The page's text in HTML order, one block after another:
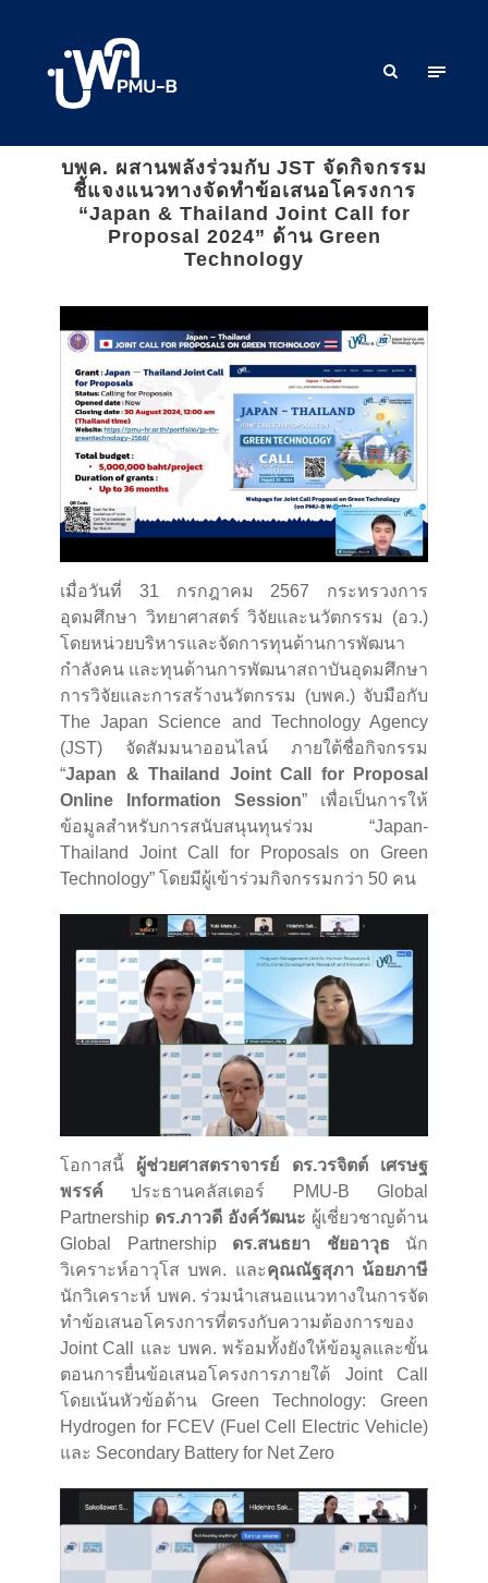
บพค. ผสานพลังร่วมกับ JST จัดกิจกรรม
ชี้แจงแนวทางจัดทำข้อเสนอโครงการ
“Japan & Thailand Joint Call for
Proposal 2024” ด้าน Green
Technology
เมื่อวันที่ 31 กรกฎาคม 2567 กระทรวงการ
อุดมศึกษา วิทยาศาสตร์ วิจัยและนวัตกรรม (อว.)
โดยหน่วยบริหารและจัดการทุนด้านการพัฒนา
กำลังคน และทุนด้านการพัฒนาสถาบันอุดมศึกษา
การวิจัยและการสร้างนวัตกรรม (บพค.) จับมือกับ
The Japan Science and Technology Agency
(JST) จัดสัมมนาออนไลน์ ภายใต้ชื่อกิจกรรม
“Japan & Thailand Joint Call for Proposal
Online Information Session” เพื่อเป็นการให้
ข้อมูลสำหรับการสนับสนุนทุนร่วม “Japan-
Thailand Joint Call for Proposals on Green
Technology” โดยมีผู้เข้าร่วมกิจกรรมกว่า 50 คน
โอกาสนี้ ผู้ช่วยศาสตราจารย์ ดร.วรจิตต์ เศรษฐ
พรรค์ ประธานคลัสเตอร์ PMU-B Global
Partnership ดร.ภาวดี อังค์วัฒนะ ผู้เชี่ยวชาญด้าน
Global Partnership ดร.สนธยา ชัยอาวุธ นัก
วิเคราะห์อาวุโส บพค. และคุณณัฐสุภา น้อยภาษี
นักวิเคราะห์ บพค. ร่วมนำเสนอแนวทางในการจัด
ทำข้อเสนอโครงการที่ตรงกับความต้องการของ
Joint Call และ บพค. พร้อมทั้งยังให้ข้อมูลและขั้น
ตอนการยื่นข้อเสนอโครงการภายใต้ Joint Call
โดยเน้นหัวข้อด้าน Green Technology: Green
Hydrogen for FCEV (Fuel Cell Electric Vehicle)
และ Secondary Battery for Net Zero